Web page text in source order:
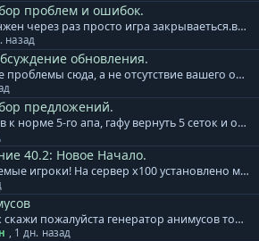
проблем и ошибок.
Проходя соло данжен через раз просто игра закрываеться.вчера такого небыло а сегодня весь день
назад
обновления.
Пишите реальные проблемы сюда, а не отсутствие вашего онлайна.....
предложений.
Привести дист мяв к норме 5-го апа, гафу вернуть 5 сеток и откат, в остальном по большому всё норм.
40.2: Новое Начало.
Внимание, уважаемые игроки! На сервер x100 установлено мини-дополнение к обновлению 40.2. + Обновлены формулы расчета и коэффициенты для расчета урона и защиты генераторов Animus/MAU. Теперь влияние оказывают в том числе и сеттовые бонусы, при их наличии/активации. Тестирование полного обновления для сервера х100 продолжается. Обновление будет установлено в понедельник, 10 августа. Приносим извинения за задержку. База знаний сервера х100 - ссылка. Готовый клиент игры для сервера x100: Клиент на | Клиент на | Клиент на | Клиент на нашем сервере
Приветствую всех скажи пожалуйста генератор анимусов точиться модиками 1-3невежи до+3 я уже штук 30 этих модиков потратил макс до +2
, 1 дн. назад